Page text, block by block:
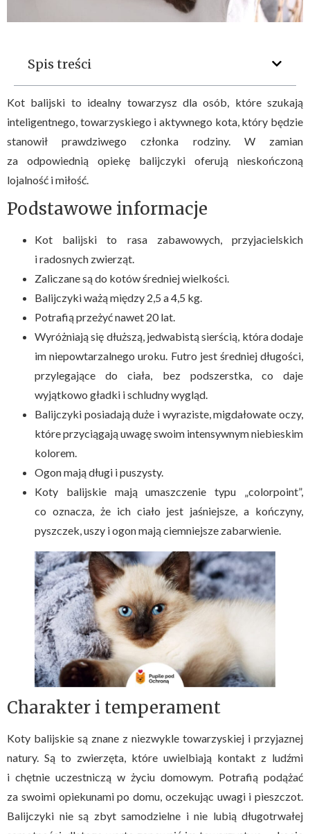
Spis treści
Kot balijski to idealny towarzysz dla osób, które szukają
inteligentnego, towarzyskiego i aktywnego kota, który będzie
stanowił prawdziwego członka rodziny. W zamian
za odpowiednią opiekę balijczyki oferują nieskończoną
lojalność i miłość.
Podstawowe informacje
Kot balijski to rasa zabawowych, przyjacielskich
i radosnych zwierząt.
Zaliczane są do kotów średniej wielkości.
Balijczyki ważą między 2,5 a 4,5 kg.
Potrafią przeżyć nawet 20 lat.
Wyróżniają się dłuższą, jedwabistą sierścią, która dodaje
im niepowtarzalnego uroku. Futro jest średniej długości,
przylegające do ciała, bez podszerstka, co daje
wyjątkowo gładki i schludny wygląd.
Balijczyki posiadają duże i wyraziste, migdałowate oczy,
które przyciągają uwagę swoim intensywnym niebieskim
kolorem.
Ogon mają długi i puszysty.
Koty balijskie mają umaszczenie typu „colorpoint”,
co oznacza, że ich ciało jest jaśniejsze, a kończyny,
pyszczek, uszy i ogon mają ciemniejsze zabarwienie.
Charakter i temperament
Koty balijskie są znane z niezwykle towarzyskiej i przyjaznej
natury. Są to zwierzęta, które uwielbiają kontakt z ludźmi
i chętnie uczestniczą w życiu domowym. Potrafią podążać
za swoimi opiekunami po domu, oczekując uwagi i pieszczot.
Balijczyki nie są zbyt samodzielne i nie lubią długotrwałej